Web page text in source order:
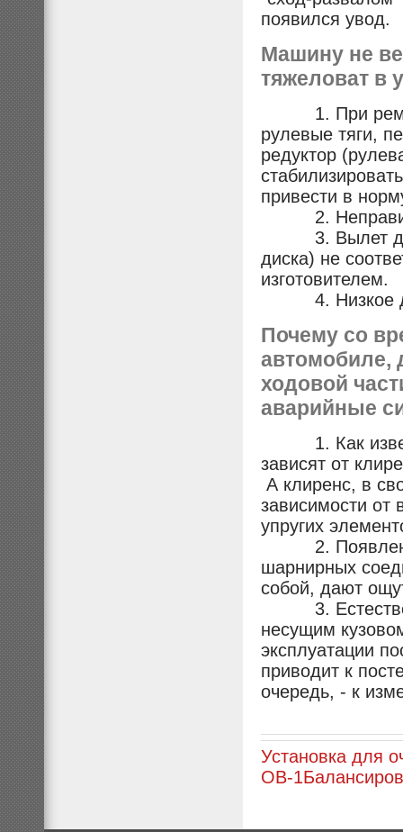
появился увод.
Машину не
тяжеловат в
1. При
рулевые тяги,
редуктор
привести в
2.
3. Вылет
диска) не
изготовителем.
4. Низкое
Почему со
автомобиле,
ходовой
аварийные
1. Как
зависят от
А клиренс, в
зависимости от
упругих
2. Появление
шарнирных
собой, дают
3.
несущим
эксплуатации
приводит к
очередь, - к
Установка для
ОВ-1